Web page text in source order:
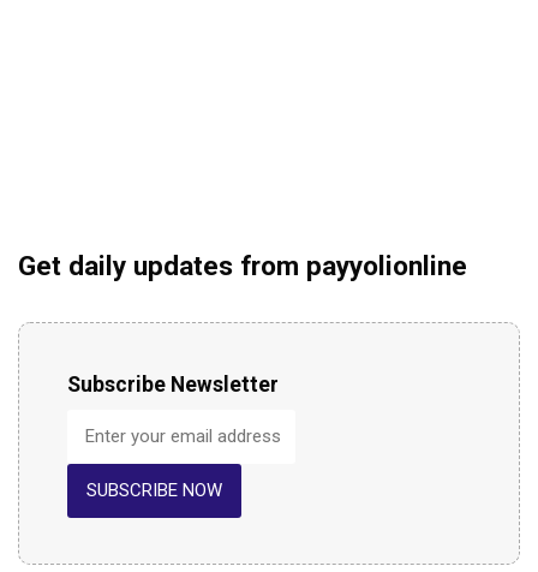
Get daily updates from payyolionline
Subscribe Newsletter
SUBSCRIBE NOW